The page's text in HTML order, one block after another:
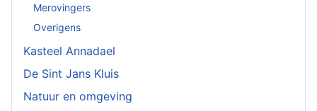
Merovingers
Overigens
Kasteel Annadael
De Sint Jans Kluis
Natuur en omgeving